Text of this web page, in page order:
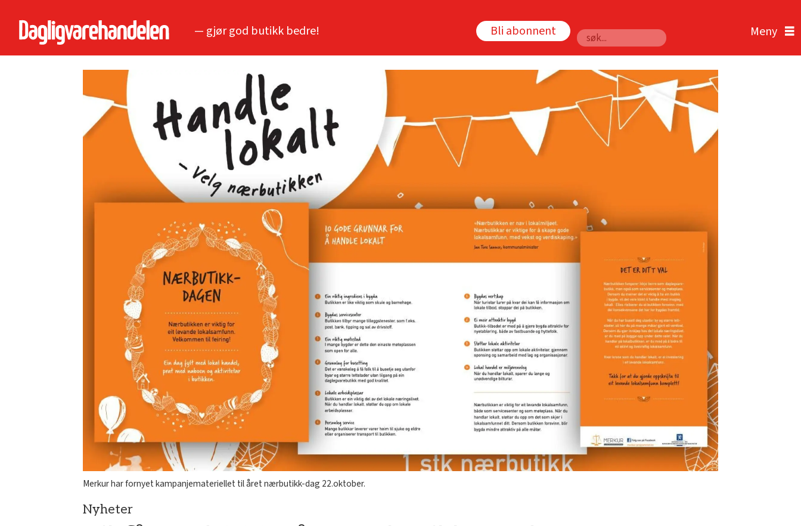
— gjør god butikk bedre! Bli abonnent
Søk
Merkur har fornyet kampanjemateriellet til året nærbutikk-dag 22.oktober.
Nyheter